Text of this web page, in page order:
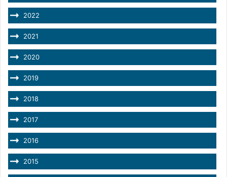
2022
2021
2020
2019
2018
2017
2016
2015